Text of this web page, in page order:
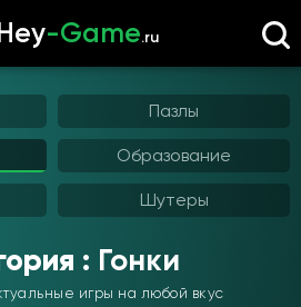
-Game.ru
Пазлы
Образование
Шутеры
: Гонки
игры на любой вкус